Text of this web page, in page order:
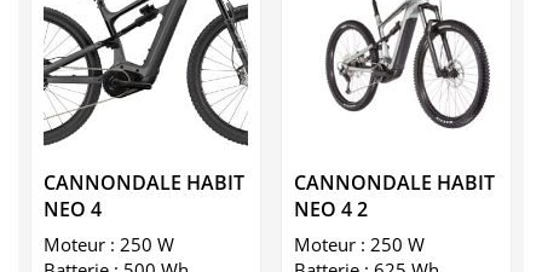
CANNONDALE HABIT
NEO 4
Moteur : 250 W
CANNONDALE HABIT
NEO 4 2
Moteur : 250 W